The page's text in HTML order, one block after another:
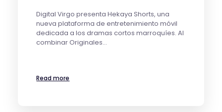
Digital Virgo presenta Hekaya Shorts, una
nueva plataforma de entretenimiento móvil
dedicada a los dramas cortos marroquíes. Al
combinar Originales…
Read more